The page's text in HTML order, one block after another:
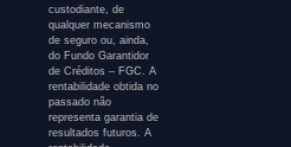
custodiante, de
qualquer mecanismo
de seguro ou, ainda,
do Fundo Garantidor
de Créditos – FGC. A
rentabilidade obtida no
passado não
representa garantia de
resultados futuros. A